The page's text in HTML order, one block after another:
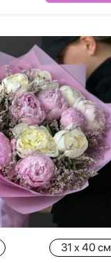
31 x 40 см